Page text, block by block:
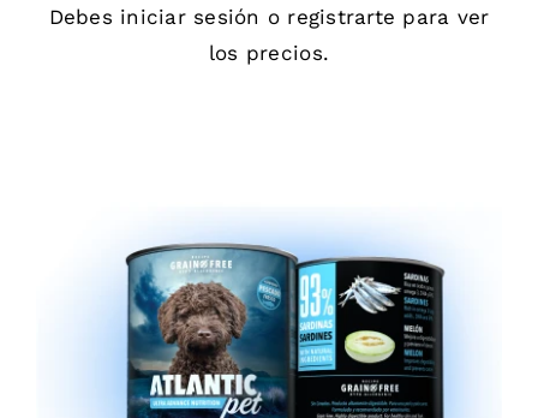
Debes iniciar sesión o registrarte para ver
los precios.
DETAILS